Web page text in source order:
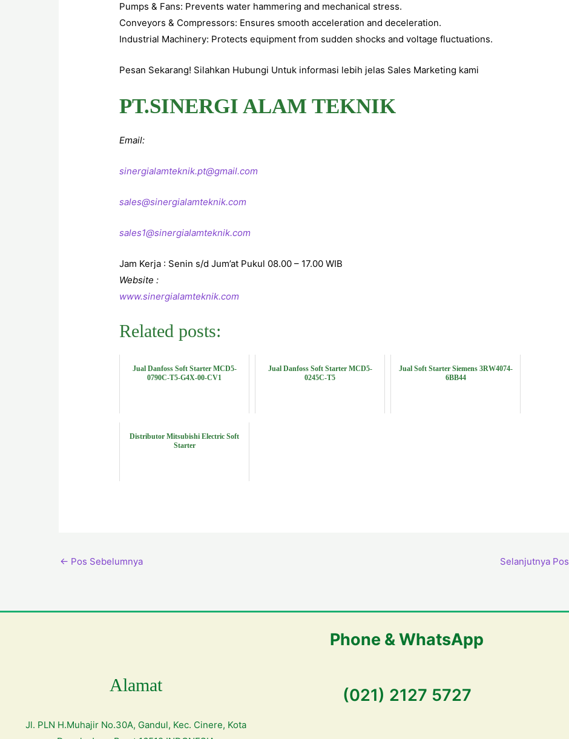
Pumps & Fans: Prevents water hammering and mechanical stress.
Conveyors & Compressors: Ensures smooth acceleration and deceleration.
Industrial Machinery: Protects equipment from sudden shocks and voltage fluctuations.
Pesan Sekarang! Silahkan Hubungi Untuk informasi lebih jelas Sales Marketing kami
PT.SINERGI ALAM TEKNIK
Email:
sinergialamteknik.pt@gmail.com
sales@sinergialamteknik.com
sales1@sinergialamteknik.com
Jam Kerja : Senin s/d Jum’at Pukul 08.00 – 17.00 WIB
Website :
www.sinergialamteknik.com
Related posts:
Jual Danfoss Soft Starter MCD5-
0790C-T5-G4X-00-CV1
Jual Danfoss Soft Starter MCD5-
0245C-T5
Jual Soft Starter Siemens 3RW4074-
6BB44
Distributor Mitsubishi Electric Soft
Starter
← Pos Sebelumnya Selanjutnya Pos
Alamat
Jl. PLN H.Muhajir No.30A, Gandul, Kec. Cinere, Kota
Phone & WhatsApp
(021) 2127 5727